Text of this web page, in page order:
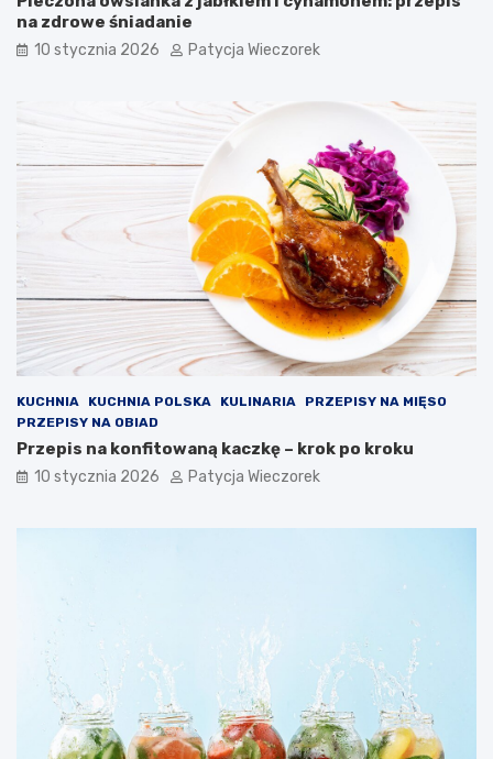
na zdrowe śniadanie
10 stycznia 2026 Patycja Wieczorek
KUCHNIA KUCHNIA POLSKA KULINARIA
PRZEPISY NA MIĘSO
PRZEPISY NA OBIAD
Przepis na konfitowaną kaczkę – krok po kroku
10 stycznia 2026 Patycja Wieczorek